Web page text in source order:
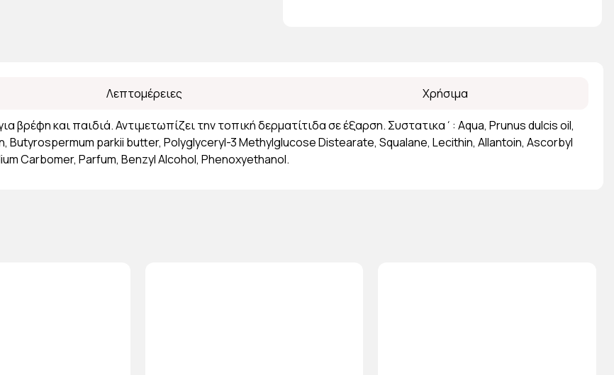
Λεπτομέρειες Χρήσιμα
βρέφη και παιδιά. Αντιμετωπίζει την τοπική δερματίτιδα σε έξαρση. Συστατικα΄: Aqua, Prunus dulcis oil,
parkii butter, Polyglyceryl-3 Methylglucose Distearate, Squalane, Lecithin, Allantoin, Ascorbyl
Carbomer, Parfum, Benzyl Alcohol, Phenoxyethanol.